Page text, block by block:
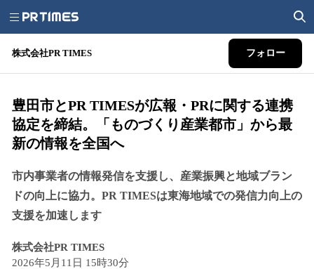
株式会社PR TIMES フォロー
豊田市とPR TIMESが広報・PRに関する連携
協定を締結。「ものづくり産業都市」から最
新の情報を全国へ
市内事業者の情報発信を支援し、産業振興と地域ブラン
ドの向上に協力。PR TIMESは東海地域での発信力向上の
支援を加速します
株式会社PR TIMES
2026年5月11日 15時30分